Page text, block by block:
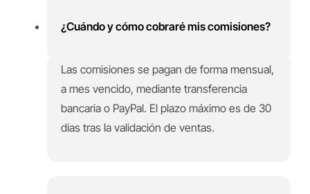
¿Cuándo y cómo cobraré mis comisiones?
Las comisiones se pagan de forma mensual,
a mes vencido, mediante transferencia
bancaria o PayPal. El plazo máximo es de 30
días tras la validación de ventas.